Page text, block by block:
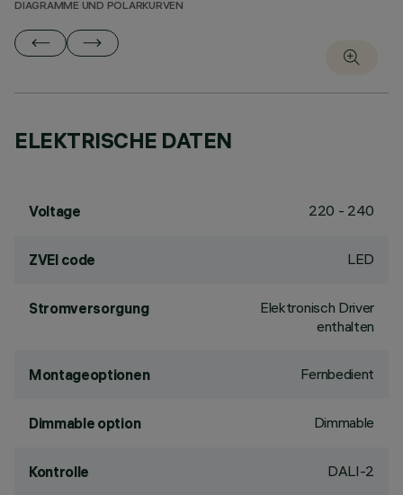
DIAGRAMME UND POLARKURVEN
ELEKTRISCHE DATEN
Voltage 220 - 240
ZVEI code LED
Stromversorgung
Elektronisch Driver
enthalten
Montageoptionen Fernbedient
Dimmable option Dimmable
Kontrolle DALI-2